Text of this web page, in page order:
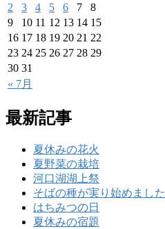
« 7月
2
3 4 5 6 7
8
9
10 11 12 13 14 15
16 17 18 19 20 21 22
23 24 25 26 27 28 29
30 31
最新記事
夏休みの花火
夏野菜の栽培
河口湖湖上祭
そばの種が実り始めました
はちみつの日
夏休みの宿題